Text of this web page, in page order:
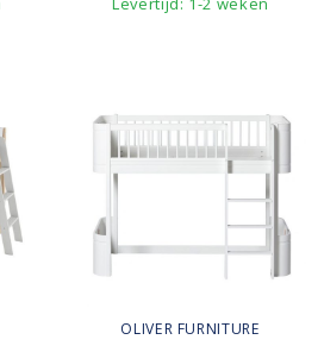
OLIVER FURNITURE